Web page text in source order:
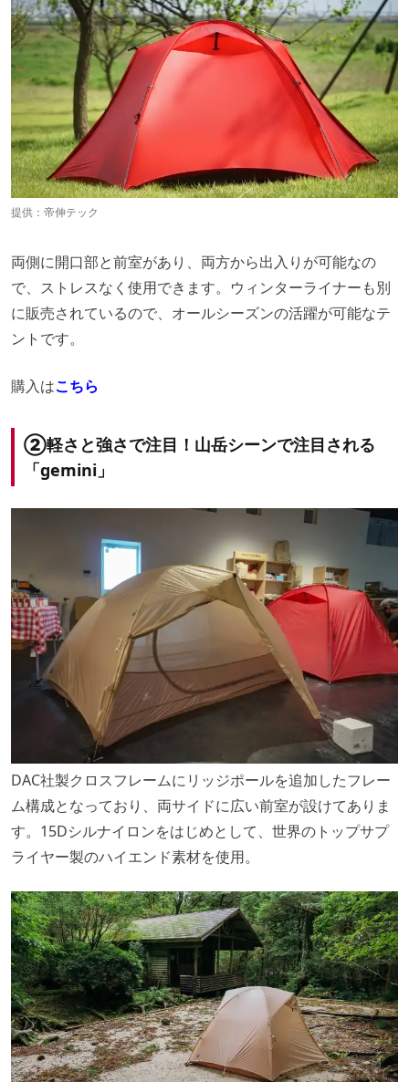
提供：帝伸テック
両側に開口部と前室があり、両方から出入りが可能なの
で、ストレスなく使用できます。ウィンターライナーも別
に販売されているので、オールシーズンの活躍が可能なテ
ントです。
購入はこちら
②軽さと強さで注目！山岳シーンで注目される
「gemini」
DAC社製クロスフレームにリッジポールを追加したフレー
ム構成となっており、両サイドに広い前室が設けてありま
す。15Dシルナイロンをはじめとして、世界のトップサプ
ライヤー製のハイエンド素材を使用。